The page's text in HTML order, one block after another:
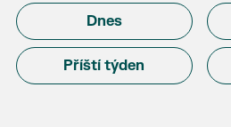
Dnes
Příští týden